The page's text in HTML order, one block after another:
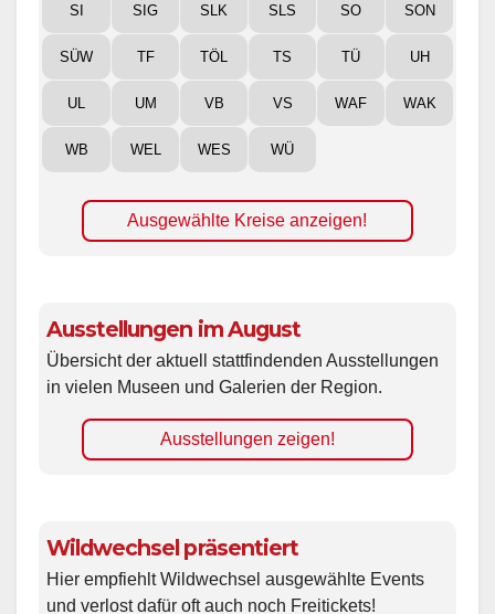
SI SIG SLK SLS SO SON
SÜW TF TÖL TS TÜ UH
UL UM VB VS WAF WAK
WB WEL WES WÜ
Ausgewählte Kreise anzeigen!
Ausstellungen im August
Übersicht der aktuell stattfindenden Ausstellungen
in vielen Museen und Galerien der Region.
Ausstellungen zeigen!
Wildwechsel präsentiert
Hier empfiehlt Wildwechsel ausgewählte Events
und verlost dafür oft auch noch Freitickets!